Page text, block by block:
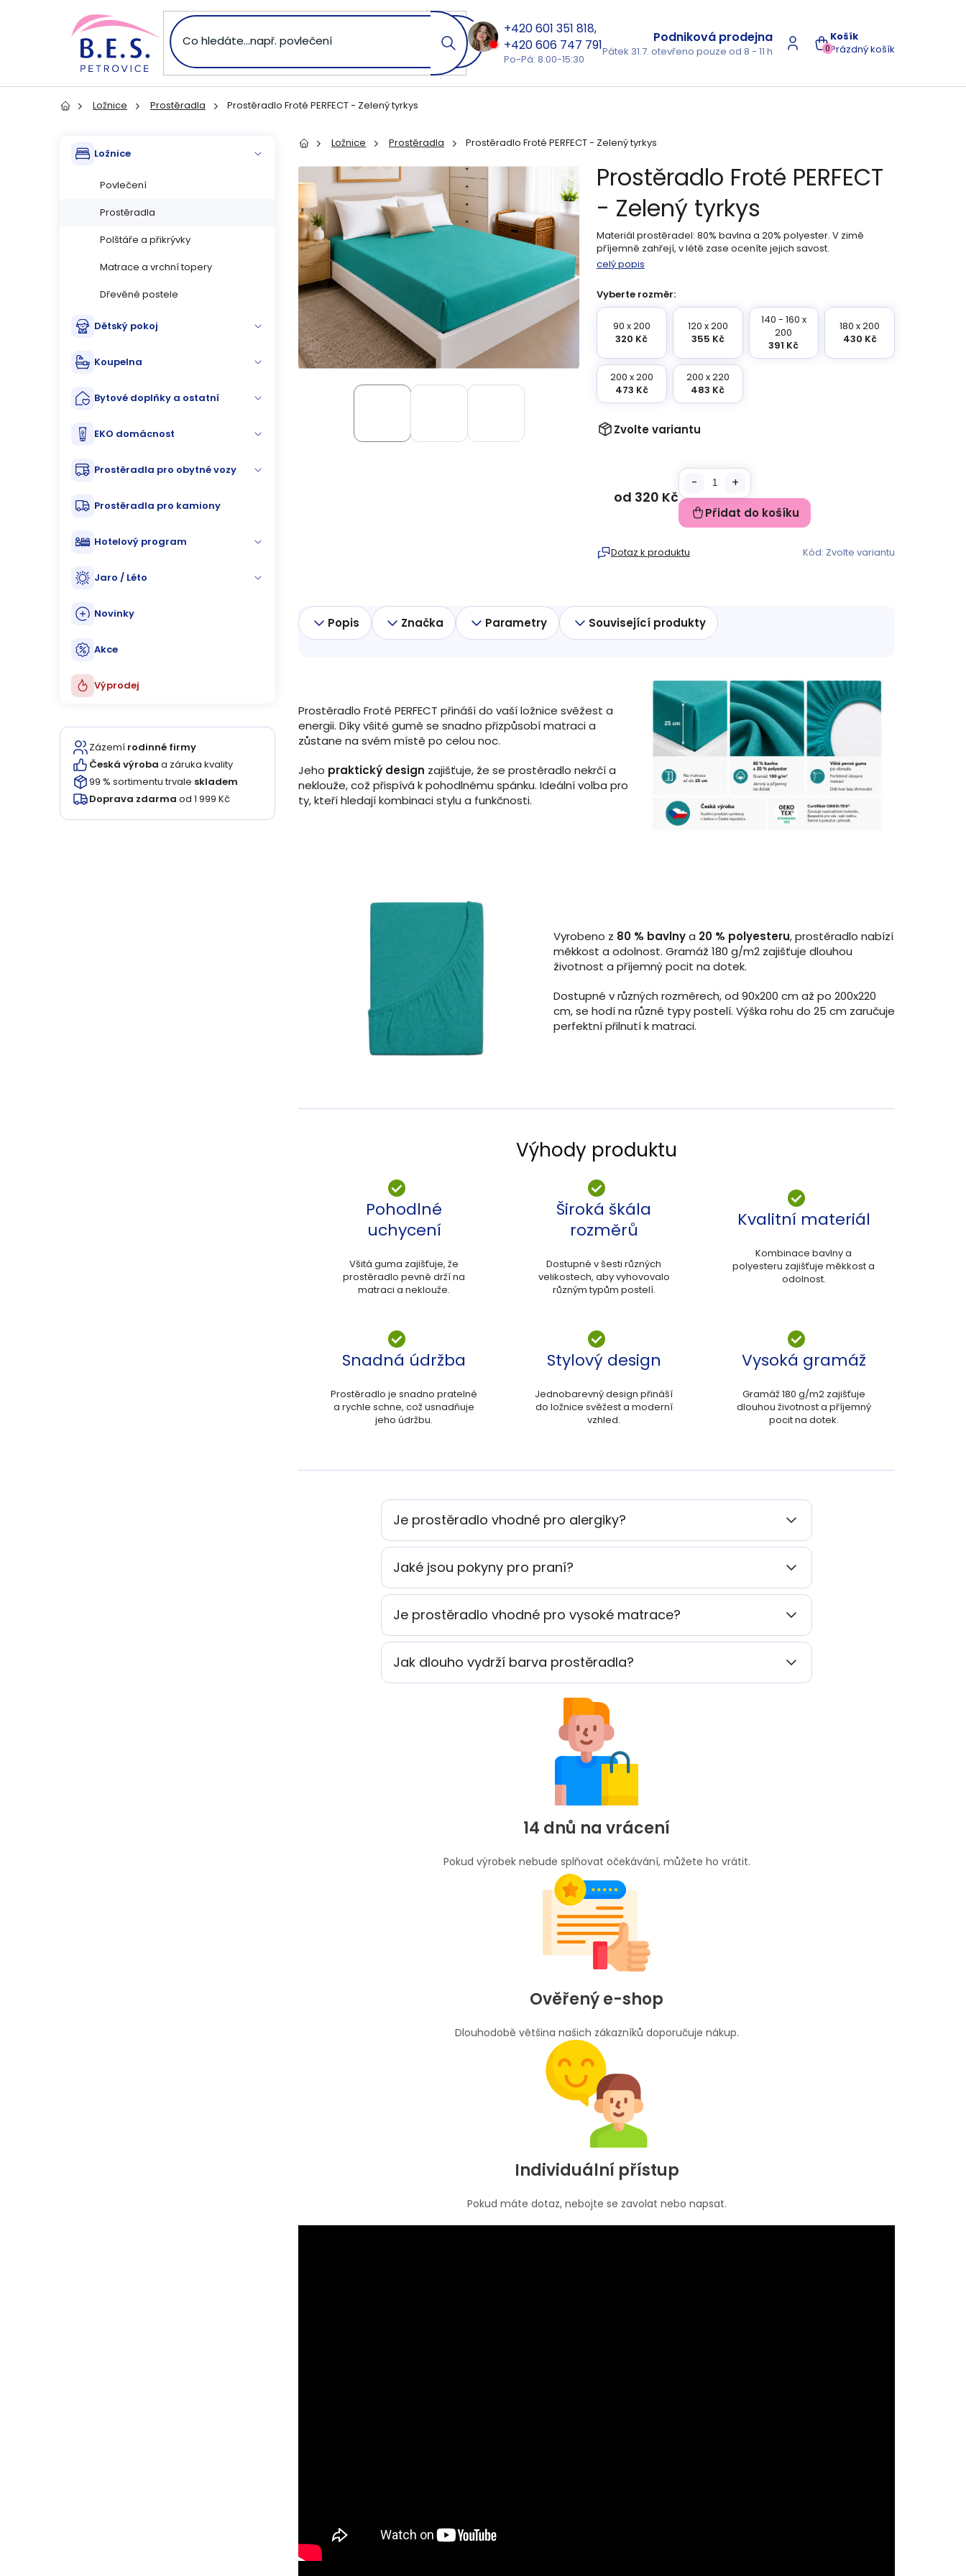
NÁKUPNÍ
Prázdný košík
0
601 351 818
606 747 791
Po-Pá: 8:00-15:30
Podniková prodejna
Pátek 31.7. otevřeno pouze od 8 - 11 h
Domů Ložnice Prostěradla Prostěradlo Froté PERFECT - Zelený tyrkys
kategorieLožnice
Povlečení
Prostěradla
Polštáře a přikrývky
Matrace a vrchní topery
Dřevěné postele
Dětský pokoj
Koupelna
Bytové doplňky a ostatní
EKO domácnost
Prostěradla pro obytné vozy
Prostěradla pro kamiony
Hotelový program
Jaro / Léto
Novinky
Akce
Výprodej
Zázemí rodinné firmy
Česká výroba a záruka kvality
99 % sortimentu trvale skladem
Doprava zdarma od 1 999 Kč
Domů Ložnice Prostěradla Prostěradlo Froté PERFECT - Zelený tyrkys
Zvolte variantu
Vyberte rozměr:
90 x 200
320 Kč
120 x 200
355 Kč
140 - 160 x
200
391 Kč
180 x 200
430 Kč
200 x 200
473 Kč
200 x 220
483 Kč
Materiál prostěradel: 80% bavlna a 20% polyester. V zimě
příjemně zahřejí, v létě zase oceníte jejich savost.
celý popis
Dotaz k produktu Kód: Zvolte variantu
Prostěradlo Froté PERFECT
- Zelený tyrkys
od 320 Kč
Přidat do košíku
Popis Značka Parametry Související produkty
Prostěradlo Froté PERFECT přináší do vaší ložnice svěžest a
energii. Díky všité gumě se snadno přizpůsobí matraci a
zůstane na svém místě po celou noc.
Jeho praktický design zajišťuje, že se prostěradlo nekrčí a
neklouže, což přispívá k pohodlnému spánku. Ideální volba pro
ty, kteří hledají kombinaci stylu a funkčnosti.
Vyrobeno z 80 % bavlnya 20 % polyesteru, prostěradlo nabízí
měkkost a odolnost. Gramáž 180 g/m2 zajišťuje dlouhou
životnost a příjemný pocit na dotek.
Dostupné v různých rozměrech, od 90x200 cm až po 200x220
cm, se hodí na různé typy postelí. Výška rohu do 25 cm zaručuje
perfektní přilnutí k matraci.
Výhody produktu
Pohodlné
uchycení
Všitá guma zajišťuje, že
prostěradlo pevně drží na
matraci a neklouže.
Široká škála
rozměrů
Dostupné v šesti různých
velikostech, aby vyhovovalo
různým typům postelí.
Kvalitní materiál
Kombinace bavlny a
polyesteru zajišťuje měkkost a
odolnost.
Snadná údržba
Prostěradlo je snadno pratelné
a rychle schne, což usnadňuje
jeho údržbu.
Stylový design
Jednobarevný design přináší
do ložnice svěžest a moderní
vzhled.
Vysoká gramáž
Gramáž 180 g/m2 zajišťuje
dlouhou životnost a příjemný
pocit na dotek.
Je prostěradlo vhodné pro alergiky?
Jaké jsou pokyny pro praní?
Je prostěradlo vhodné pro vysoké matrace?
Jak dlouho vydrží barva prostěradla?
14 dnů na vrácení
Pokud výrobek nebude splňovat očekávání, můžete ho vrátit.
Ověřený e-shop
Dlouhodobě většina našich zákazníků doporučuje nákup.
Individuální přístup
Pokud máte dotaz, nebojte se zavolat nebo napsat.